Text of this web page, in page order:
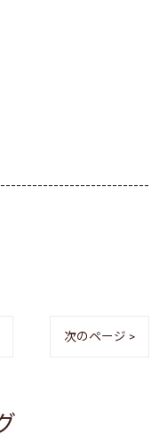
次のページ >